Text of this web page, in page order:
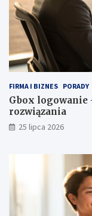
FIRMA I BIZNES PORADY
Gbox logowanie
rozwiązania
25 lipca 2026